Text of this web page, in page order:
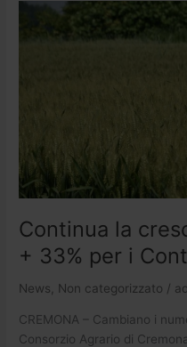
Continua la
+ 33% per i
News Non categorizzato /
CREMONA – Cambiano i
Consorzio Agrario di
Continua
Contratti
Filiera